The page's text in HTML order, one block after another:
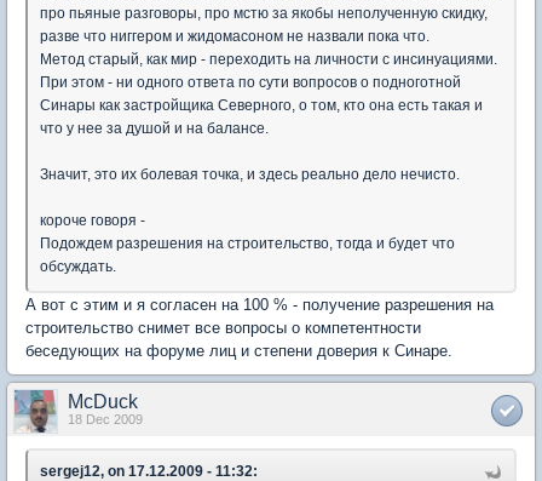
про пьяные разговоры, про мстю за якобы неполученную скидку,
разве что ниггером и жидомасоном не назвали пока что.
Метод старый, как мир - переходить на личности с инсинуациями.
При этом - ни одного ответа по сути вопросов о подноготной
Синары как застройщика Северного, о том, кто она есть такая и
что у нее за душой и на балансе.
Значит, это их болевая точка, и здесь реально дело нечисто.
короче говоря -
Подождем разрешения на строительство, тогда и будет что
обсуждать.
А вот с этим и я согласен на 100 % - получение разрешения на
строительство снимет все вопросы о компетентности
беседующих на форуме лиц и степени доверия к Синаре.
McDuck
18 Dec 2009
sergej12, on 17.12.2009 - 11:32: